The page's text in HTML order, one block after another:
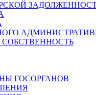
ГОСОРГАНОВ